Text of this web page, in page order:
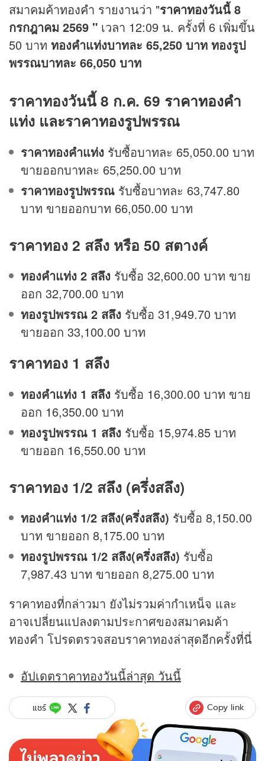
สมาคมค้าทองคำ รายงานว่า "ราคาทองวันนี้ 8
กรกฎาคม 2569 " เวลา 12:09 น. ครั้งที่ 6 เพิ่มขึ้น
50 บาท ทองคำแท่งบาทละ 65,250 บาท ทองรูป
พรรณบาทละ 66,050 บาท
ราคาทองวันนี้ 8 ก.ค. 69 ราคาทองคำ
แท่ง และราคาทองรูปพรรณ
ราคาทองคำแท่ง รับซื้อบาทละ 65,050.00 บาท
ขายออกบาทละ 65,250.00 บาท
ราคาทองรูปพรรณ รับซื้อบาทละ 63,747.80
บาท ขายออกบาท 66,050.00 บาท
ราคาทอง 2 สลึง หรือ 50 สตางค์
ทองคำแท่ง 2 สลึง รับซื้อ 32,600.00 บาท ขาย
ออก 32,700.00 บาท
ทองรูปพรรณ 2 สลึง รับซื้อ 31,949.70 บาท
ขายออก 33,100.00 บาท
ราคาทอง 1 สลึง
ทองคำแท่ง 1 สลึง รับซื้อ 16,300.00 บาท ขาย
ออก 16,350.00 บาท
ทองรูปพรรณ 1 สลึง รับซื้อ 15,974.85 บาท
ขายออก 16,550.00 บาท
ราคาทอง 1/2 สลึง (ครึ่งสลึง)
ทองคำแท่ง 1/2 สลึง(ครึ่งสลึง) รับซื้อ 8,150.00
บาท ขายออก 8,175.00 บาท
ทองรูปพรรณ 1/2 สลึง(ครึ่งสลึง) รับซื้อ
7,987.43 บาท ขายออก 8,275.00 บาท
ราคาทองที่กล่าวมา ยังไม่รวมค่ากำเหน็จ และ
อาจเปลี่ยนแปลงตามประกาศของสมาคมค้า
ทองคำ โปรดตรวจสอบราคาทองล่าสุดอีกครั้งที่นี่
อัปเดตราคาทองวันนี้ล่าสุด วันนี้
แชร์ Copy link